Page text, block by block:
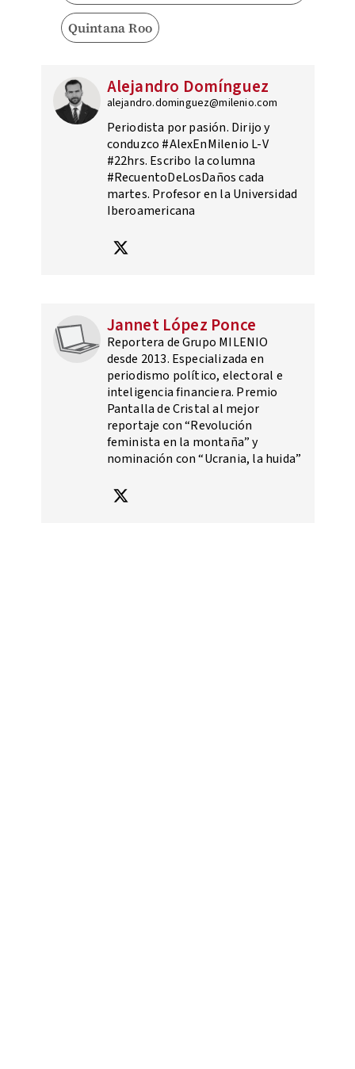
Quintana Roo
Alejandro Domínguez
alejandro.dominguez@milenio.com
Periodista por pasión. Dirijo y
conduzco #AlexEnMilenio L-V
#22hrs. Escribo la columna
#RecuentoDeLosDaños cada
martes. Profesor en la Universidad
Iberoamericana
Jannet López Ponce
Reportera de Grupo MILENIO
desde 2013. Especializada en
periodismo político, electoral e
inteligencia financiera. Premio
Pantalla de Cristal al mejor
reportaje con “Revolución
feminista en la montaña” y
nominación con “Ucrania, la huida”